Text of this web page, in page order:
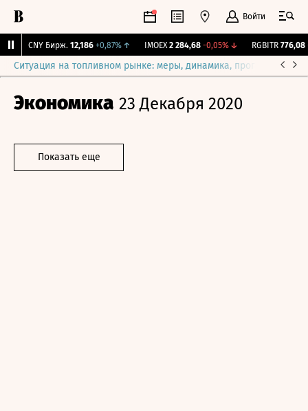
Войти
CNY Бирж. 12,186 +0,87%↑ IMOEX 2 284,68 -0,05%↓ RGBITR 776,08
Ситуация на топливном рынке: меры, динамика, прогнозы
Экономика 23 Декабря 2020
Показать еще